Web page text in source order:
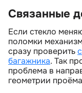
Связанные
Если стекло
поломки
сразу проверить
агажника. Так
проблема в
еометрии